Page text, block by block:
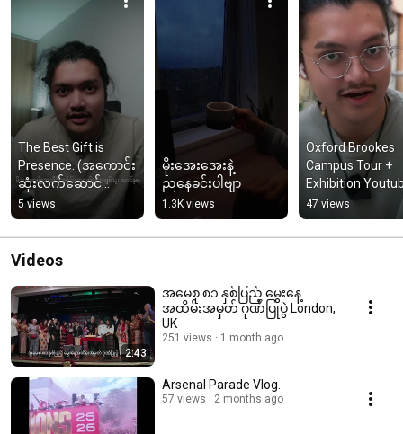
The Best Gift is
Presence. (အကောင်း
ဆုံးလက်ဆောင်
ကတော့ "ရှိနေပေး
ခြင်း" ပါပဲ)
5 views
မိုးအေးအေးနဲ့
ညနေခင်းပါဗျာ
1.3K views
Oxford Brookes
Campus Tour +
Exhibition
Video လေးဖန်တီး
ထားပါတယ်ဗျိုး။
47 views
Videos
2:43
အမေစု ၈၁ နှစ်ပြည့် မွေးနေ့
အထိမ်းအမှတ် ဂုဏ်ပြုပွဲ London,
UK
251 views 1 month ago
Arsenal Parade Vlog.
57 views 2 months ago